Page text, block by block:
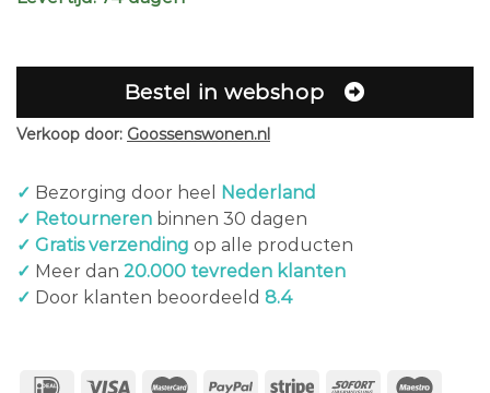
Bestel in webshop
Verkoop door: Goossenswonen.nl
✓ Bezorging door heel
Nederland
✓ Retourneren binnen 30 dagen
✓ Gratis verzending op alle producten
✓ Meer dan 20.000 tevreden klanten
✓ Door klanten beoordeeld 8.4